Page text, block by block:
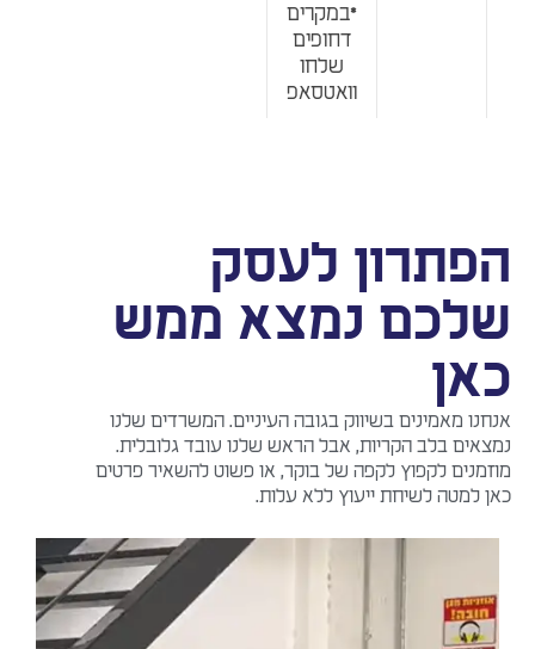
*במקרים
דחופים
וואטסאפ
לעסק
נמצא ממש
מאמינים בשיווק בגובה העיניים. המשרדים שלנו
בלב הקריות, אבל הראש שלנו עובד גלובלית.
לקפוץ לקפה של בוקר, או פשוט להשאיר פרטים
למטה לשיחת ייעוץ ללא עלות.